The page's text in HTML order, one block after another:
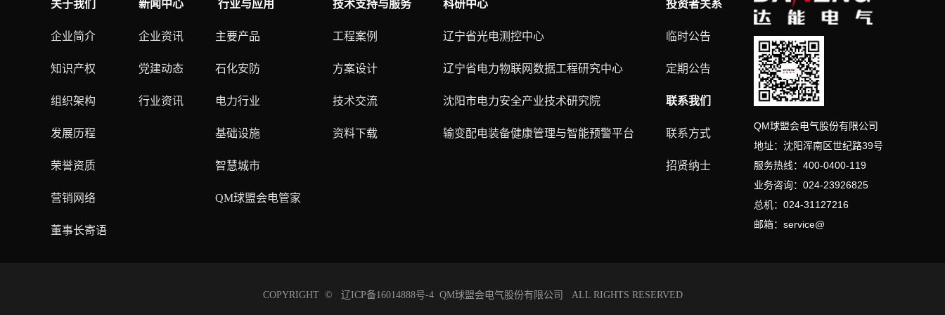
QM球盟会电气股份有限公司
地址：沈阳浑南区世纪路39号
服务热线： 400-0400-119
业务咨询： 024-23926825
总机： 024-31127216
邮箱： service@
关于我们
企业简介
知识产权
组织架构
发展历程
荣誉资质
营销网络
董事长寄语
新闻中心
企业资讯
党建动态
行业资讯
行业与应用
主要产品
石化安防
电力行业
基础设施
智慧城市
QM球盟会电管家
技术支持与服务
工程案例
方案设计
技术交流
资料下载
科研中心
辽宁省光电测控中心
辽宁省电力物联网数据工程研究中心
沈阳市电力安全产业技术研究院
输变配电装备健康管理与智能预警平台
投资者关系
临时公告
定期公告
联系我们
联系方式
招贤纳士
COPYRIGHT © 辽ICP备16014888号-4QM球盟会电气股份有限公司 ALL RIGHTS RESERVED